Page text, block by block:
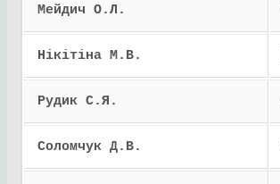
Мейдич О.Л.
Нікітіна М.В.
Рудик С.Я.
Соломчук Д.В.